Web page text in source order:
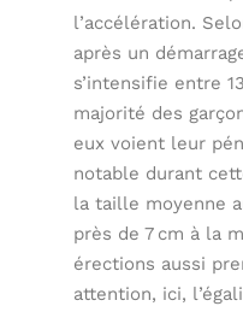
l’accélération.
après un
s’intensifie entre
majorité des
eux voient leur
notable durant
la taille moyenne
près de 7 cm à la
érections aussi
attention, ici,